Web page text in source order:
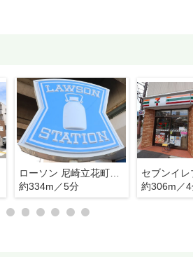
ローソン 尼崎立花町一丁目店
約334m／5分
約306m／